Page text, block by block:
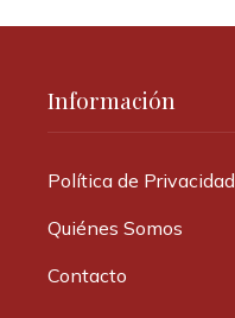
Información
Política de Privacidad
Quiénes Somos
Contacto